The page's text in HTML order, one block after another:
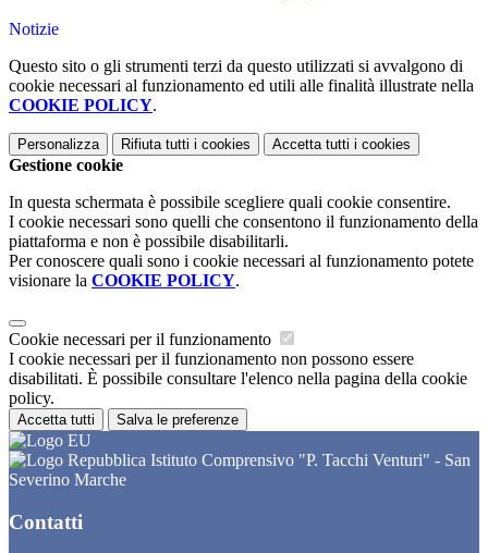
Notizie
Questo sito o gli strumenti terzi da questo utilizzati si avvalgono di
cookie necessari al funzionamento ed utili alle finalità illustrate nella
COOKIE POLICY.
Personalizza Rifiuta tutti i cookies Accetta tutti i cookies
Gestione cookie
In questa schermata è possibile scegliere quali cookie consentire.
I cookie necessari sono quelli che consentono il funzionamento della
piattaforma e non è possibile disabilitarli.
Per conoscere quali sono i cookie necessari al funzionamento potete
visionare la COOKIE POLICY.
Cookie necessari per il funzionamento
I cookie necessari per il funzionamento non possono essere
disabilitati. È possibile consultare l'elenco nella pagina della cookie
policy.
Accetta tutti Salva le preferenze
Istituto Comprensivo "P. Tacchi Venturi" - San
Severino Marche
Contatti